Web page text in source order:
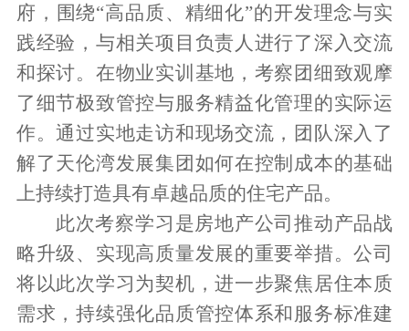
府，围绕“高品质、精细化”的开发理念与实
践经验，与相关项目负责人进行了深入交流
和探讨。在物业实训基地，考察团细致观摩
了细节极致管控与服务精益化管理的实际运
作。通过实地走访和现场交流，团队深入了
解了天伦湾发展集团 如何在控制 成本的基础
上持续打造具有卓越品质的住宅产品。
此次考察学习 是房地产公司推动产品战
略升级、实现高质量发展的重要举措。公司
将以此次学习为契机，进一步聚焦居住本质
需求，持续强化品质管控体系和服务标准建